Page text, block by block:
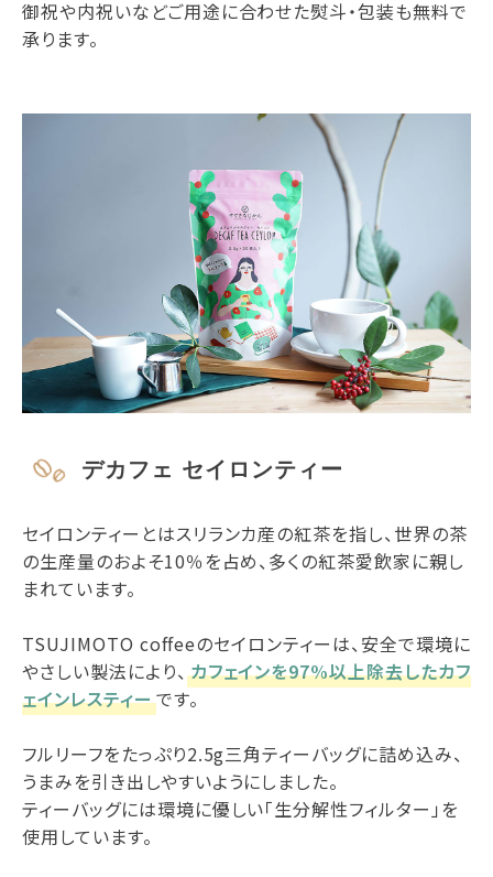
御祝や内祝いなどご用途に合わせた熨斗・包装も無料で
承ります。
デカフェ セイロンティー
セイロンティーとはスリランカ産の紅茶を指し、世界の茶
の生産量のおよそ10％を占め、多くの紅茶愛飲家に親し
まれています。
TSUJIMOTO coffeeのセイロンティーは、安全で環境に
やさしい製法により、 カフェインを97%以上除去したカフ
ェインレスティーです。
フルリーフをたっぷり2.5g三角ティーバッグに詰め込み、
うまみを引き出しやすいようにしました。
ティーバッグには環境に優しい「生分解性フィルター」を
使用しています。